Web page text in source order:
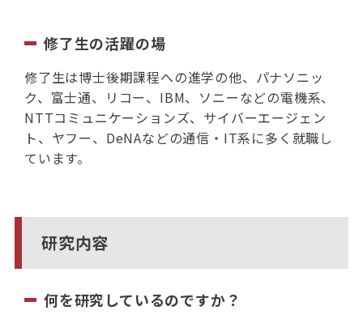
修了生の活躍の場
修了生は博士後期課程への進学の他、パナソニッ
ク、富士通、リコー、IBM、ソニーなどの電機系、
NTTコミュニケーションズ、サイバーエージェン
ト、ヤフー、DeNAなどの通信・IT系に多く就職し
ています。
研究内容
何を研究しているのですか？